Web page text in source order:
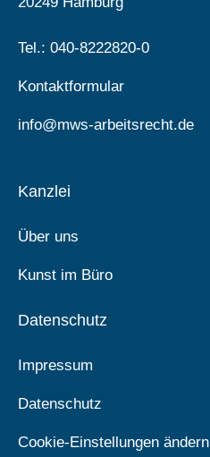
Tel.: 040-8222820-0
Kontaktformular
info@mws-arbeitsrecht.de
Kanzlei
Über uns
Kunst im Büro
Datenschutz
Impressum
Datenschutz
Cookie-Einstellungen ändern